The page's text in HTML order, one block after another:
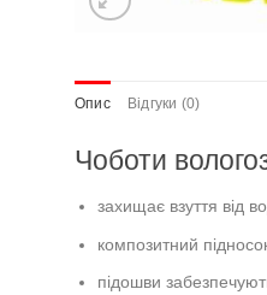
Опис Відгуки (0)
Чоботи
захищає взуття від
композитний
підошви